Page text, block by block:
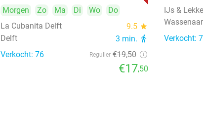
Morgen Zo Ma Di Wo
Do
La Cubanita Delft
9.5 star
Delft 3 min. directions_walk
Verkocht: 76 Regulier €19,50
€17,50
IJs &
Wassenaar
Verkocht: